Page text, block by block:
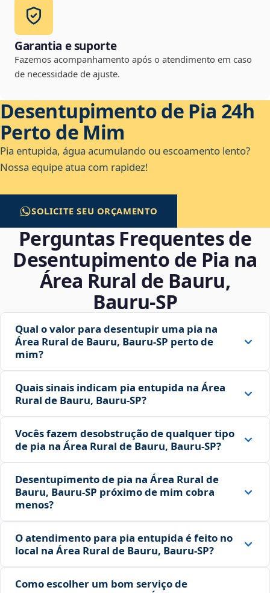
Garantia e suporte
Fazemos acompanhamento após o atendimento em caso
de necessidade de ajuste.
Desentupimento de Pia 24h
Perto de Mim
Pia entupida, água acumulando ou escoamento lento?
Nossa equipe atua com rapidez!
SOLICITE SEU ORÇAMENTO
Perguntas Frequentes de
Desentupimento de Pia na
Área Rural de Bauru,
Bauru‑SP
Qual o valor para desentupir uma pia na
Área Rural de Bauru, Bauru‑SP perto de
mim?
Quais sinais indicam pia entupida na Área
Rural de Bauru, Bauru‑SP?
Vocês fazem desobstrução de qualquer tipo
de pia na Área Rural de Bauru, Bauru‑SP?
Desentupimento de pia na Área Rural de
Bauru, Bauru‑SP próximo de mim cobra
menos?
O atendimento para pia entupida é feito no
local na Área Rural de Bauru, Bauru‑SP?
Como escolher um bom serviço de